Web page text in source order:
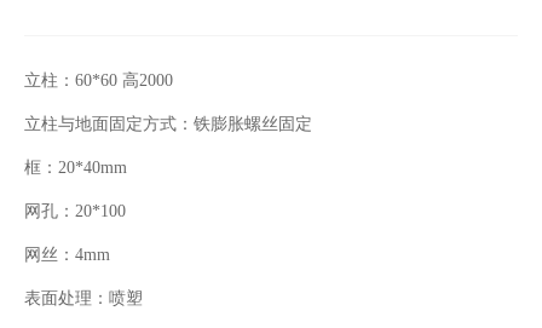
立柱：60*60 高2000
立柱与地面固定方式：铁膨胀螺丝固定
框：20*40mm
网孔：20*100
网丝：4mm
表面处理：喷塑